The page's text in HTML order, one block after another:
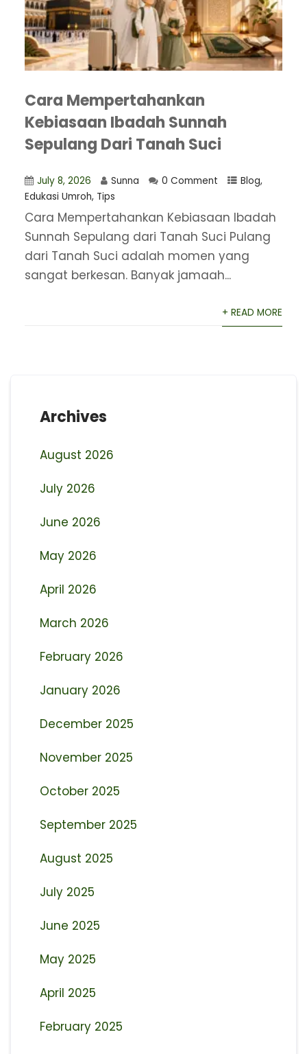
Cara Mempertahankan
Kebiasaan Ibadah Sunnah
Sepulang Dari Tanah Suci
July 8, 2026 Sunna 0 Comment Blog,
Edukasi Umroh, Tips
Cara Mempertahankan Kebiasaan Ibadah
Sunnah Sepulang dari Tanah Suci Pulang
dari Tanah Suci adalah momen yang
sangat berkesan. Banyak jamaah...
+ READ MORE
Archives
August 2026
July 2026
June 2026
May 2026
April 2026
March 2026
February 2026
January 2026
December 2025
November 2025
October 2025
September 2025
August 2025
July 2025
June 2025
May 2025
April 2025
February 2025